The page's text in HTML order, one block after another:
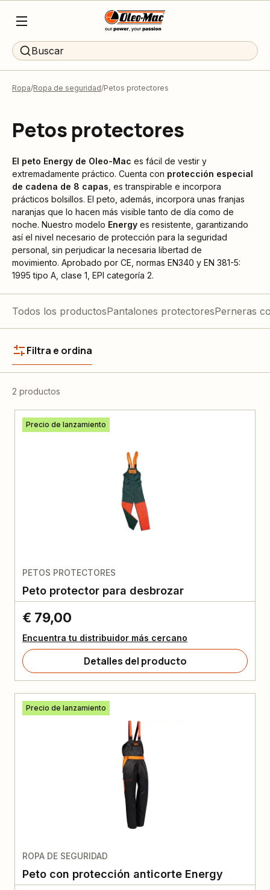
Buscar
Ropa Ropa de seguridad Petos protectores
Petos protectores
El peto Energy de Oleo-Mac es fácil de vestir y
extremadamente práctico. Cuenta con protección especial
de cadena de 8 capas , es transpirable e incorpora
prácticos bolsillos. El peto, además, incorpora unas franjas
naranjas que lo hacen más visible tanto de día como de
noche. Nuestro modelo Energy es resistente, garantizando
así el nivel necesario de protección para la seguridad
personal, sin perjudicar la necesaria libertad de
movimiento. Aprobado por CE, normas EN340 y EN 381-5:
1995 tipo A, clase 1, EPI categoría 2.
Todos los productosPantalones protectoresPerneras
Filtra e ordina
2 productos
Precio de lanzamiento
PETOS PROTECTORES
Peto protector para desbrozar
€ 79,00
Encuentra tu distribuidor más cercano
Detalles del producto
Precio de lanzamiento
ROPA DE SEGURIDAD
Peto con protección anticorte Energy